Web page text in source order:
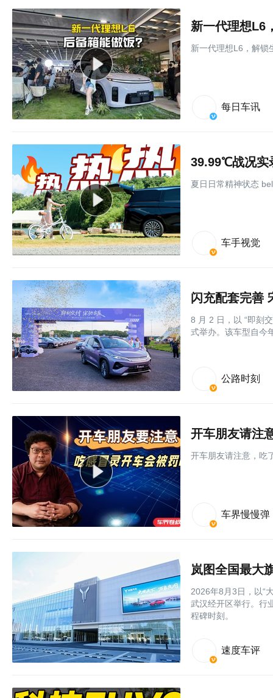
新一代理想L6
新一代理想L6，解锁
每日车讯
39.99℃战况实
夏日日常精神状态
车手视觉
闪充配套完善
8 月 2 日，以 “即刻
式举办。该车型自今
公路时刻
开车朋友请注
开车朋友请注意，吃
车界慢慢弹
岚图全国最大
2026年8月3日，以“
武汉经开区举行。行
程碑时刻。
速度车评